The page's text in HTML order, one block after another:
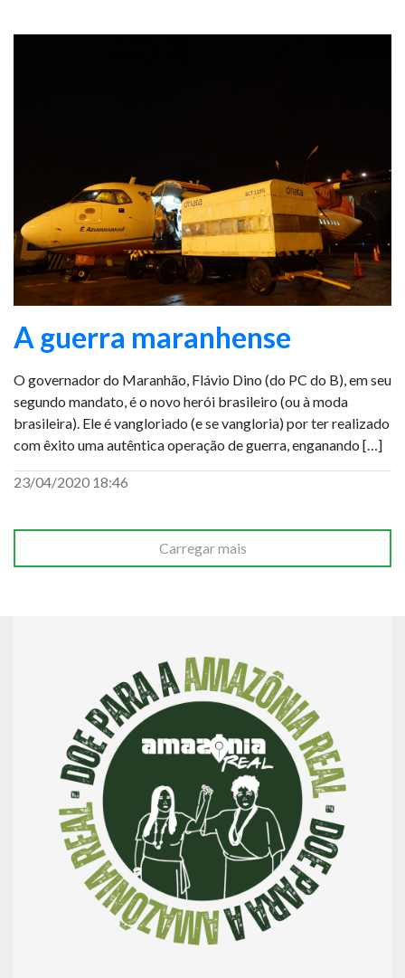
A guerra maranhense
O governador do Maranhão, Flávio Dino (do PC do B), em seu
segundo mandato, é o novo herói brasileiro (ou à moda
brasileira). Ele é vangloriado (e se vangloria) por ter realizado
com êxito uma autêntica operação de guerra, enganando […]
23/04/2020 18:46
Carregar mais